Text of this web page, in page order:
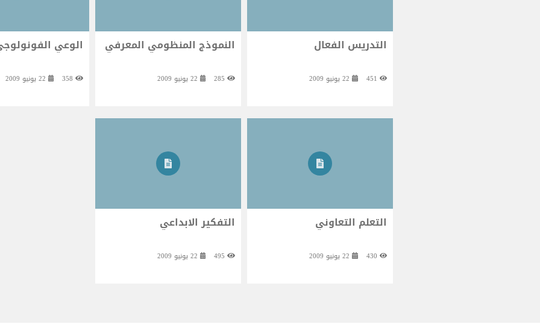
التدريس الفعال النموذج المنظومي المعرفي
285
الوعي
358
التعلم التعاوني التفكير الابداعي
495